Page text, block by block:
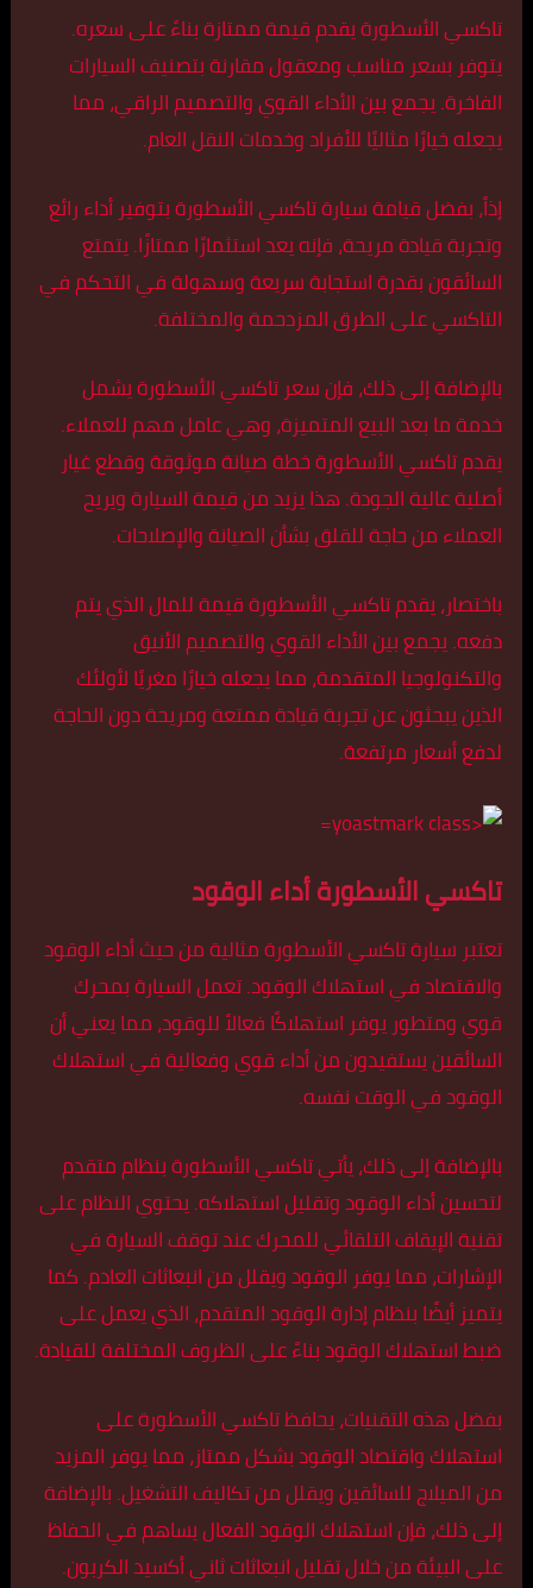
تاكسي الأسطورة يقدم قيمة ممتازة بناءً على سعره.
يتوفر بسعر مناسب ومعقول مقارنة بتصنيف السيارات
الفاخرة. يجمع بين الأداء القوي والتصميم الراقي، مما
يجعله خيارًا مثاليًا للأفراد وخدمات النقل العام.
إذاً، بفضل قيامة سيارة تاكسي الأسطورة بتوفير أداء رائع
وتجربة قيادة مريحة، فإنه يعد استثمارًا ممتازًا. يتمتع
السائقون بقدرة استجابة سريعة وسهولة في التحكم في
التاكسي على الطرق المزدحمة والمختلفة.
بالإضافة إلى ذلك، فإن سعر تاكسي الأسطورة يشمل
خدمة ما بعد البيع المتميزة، وهي عامل مهم للعملاء.
يقدم تاكسي الأسطورة خطة صيانة موثوقة وقطع غيار
أصلية عالية الجودة. هذا يزيد من قيمة السيارة ويريح
العملاء من حاجة للقلق بشأن الصيانة والإصلاحات.
باختصار، يقدم تاكسي الأسطورة قيمة للمال الذي يتم
دفعه. يجمع بين الأداء القوي والتصميم الأنيق
والتكنولوجيا المتقدمة، مما يجعله خيارًا مغريًا لأولئك
الذين يبحثون عن تجربة قيادة ممتعة ومريحة دون الحاجة
لدفع أسعار مرتفعة.
تاكسي الأسطورة أداء الوقود
تعتبر سيارة تاكسي الأسطورة مثالية من حيث أداء الوقود
والاقتصاد في استهلاك الوقود. تعمل السيارة بمحرك
قوي ومتطور يوفر استهلاكًا فعالاً للوقود، مما يعني أن
السائقين يستفيدون من أداء قوي وفعالية في استهلاك
الوقود في الوقت نفسه.
بالإضافة إلى ذلك، يأتي تاكسي الأسطورة بنظام متقدم
لتحسين أداء الوقود وتقليل استهلاكه. يحتوي النظام على
تقنية الإيقاف التلقائي للمحرك عند توقف السيارة في
الإشارات، مما يوفر الوقود ويقلل من انبعاثات العادم. كما
يتميز أيضًا بنظام إدارة الوقود المتقدم، الذي يعمل على
ضبط استهلاك الوقود بناءً على الظروف المختلفة للقيادة.
بفضل هذه التقنيات، يحافظ تاكسي الأسطورة على
استهلاك واقتصاد الوقود بشكل ممتاز، مما يوفر المزيد
من الميلاج للسائقين ويقلل من تكاليف التشغيل. بالإضافة
إلى ذلك، فإن استهلاك الوقود الفعال يساهم في الحفاظ
على البيئة من خلال تقليل انبعاثات ثاني أكسيد الكربون.